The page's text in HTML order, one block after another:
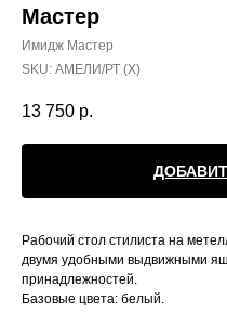
Мастер
Имидж Мастер
SKU: АМЕЛИ/РТ (Х)
13 750 р.
Рабочий стол стилиста на
двумя удобными выдвижными
принадлежностей.
Базовые цвета: белый.